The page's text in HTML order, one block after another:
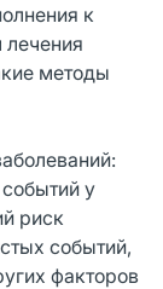
к
методы
у
риск
событий,
факторов